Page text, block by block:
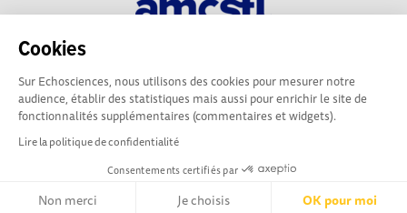
Cookies
Sur Echosciences, nous utilisons des cookies pour mesurer notre
audience, établir des statistiques mais aussi pour enrichir le site de
fonctionnalités supplémentaires (commentaires et widgets).
Lire la politique de confidentialité
Consentements certifiés par
Non merci Je choisis OK pour moi
technique et du dialogue science-société en Normandie.
cogito-normandie.fr est membre du réseau Echosciences
France animé par l'Amcsti.
Mentions légales|Politique de confidentialité
Ligne éditoriale